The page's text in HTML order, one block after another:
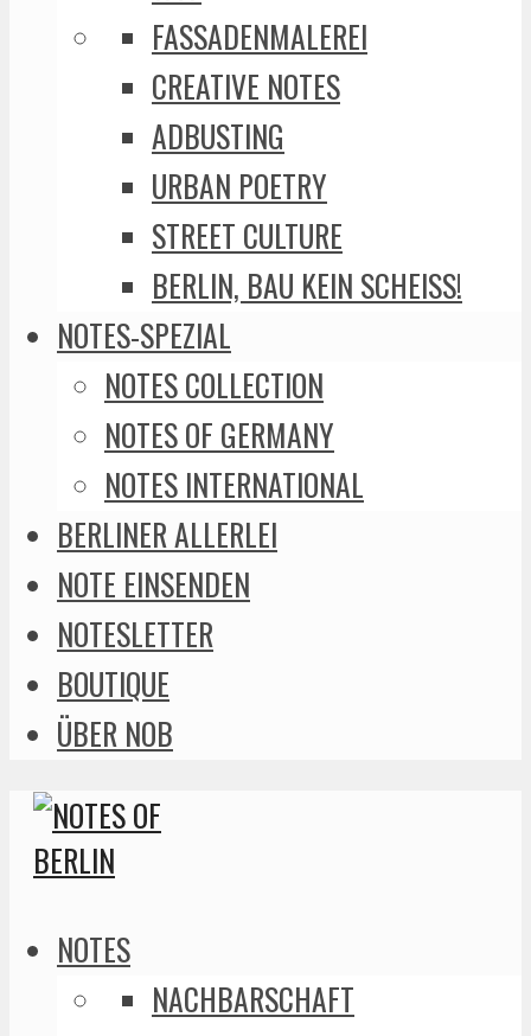
FASSADENMALEREI
CREATIVE NOTES
ADBUSTING
URBAN POETRY
STREET CULTURE
BERLIN, BAU KEIN SCHEISS!
NOTES-SPEZIAL
NOTES COLLECTION
NOTES OF GERMANY
NOTES INTERNATIONAL
BERLINER ALLERLEI
NOTE EINSENDEN
NOTESLETTER
BOUTIQUE
ÜBER NOB
NOTES
NACHBARSCHAFT